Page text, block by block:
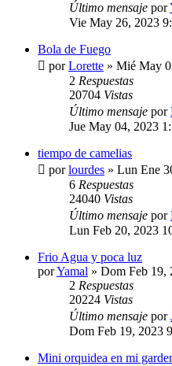
Último mensaje por
Vie May 26, 2023
Bola de Fuego
porLorette » Mié May
2 Respuestas
20704 Vistas
Último mensaje por
Jue May 04, 2023
tiempo de camelias
porlourdes » Lun Ene
6 Respuestas
24040 Vistas
Último mensaje por
Lun Feb 20, 2023
Frio Agua y poca luz
porYamal » Dom Feb 19,
2 Respuestas
20224 Vistas
Último mensaje por
Dom Feb 19, 2023
Mini orquidea en mi